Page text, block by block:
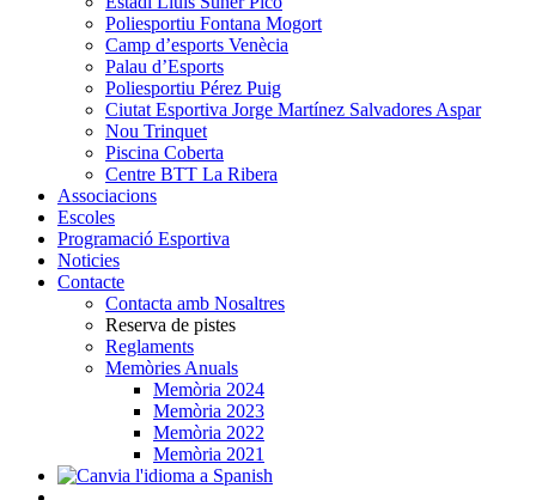
Poliesportiu Fontana Mogort
Camp d’esports Venècia
Palau d’Esports
Poliesportiu Pérez Puig
Ciutat Esportiva Jorge Martínez Salvadores Aspar
Nou Trinquet
Piscina Coberta
Centre BTT La Ribera
Associacions
Escoles
Programació Esportiva
Noticies
Contacte
Contacta amb Nosaltres
Reserva de pistes
Reglaments
Memòries Anuals
Memòria 2024
Memòria 2023
Memòria 2022
Memòria 2021